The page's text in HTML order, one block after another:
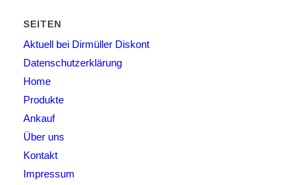
SEITEN
Aktuell bei Dirmüller Diskont
Datenschutzerklärung
Home
Produkte
Ankauf
Über uns
Kontakt
Impressum